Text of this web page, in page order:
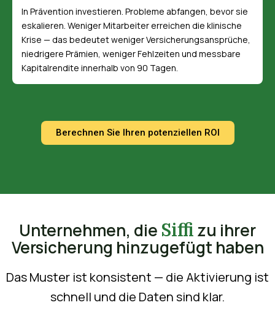
In Prävention investieren. Probleme abfangen, bevor sie
eskalieren. Weniger Mitarbeiter erreichen die klinische
Krise — das bedeutet weniger Versicherungsansprüche,
niedrigere Prämien, weniger Fehlzeiten und messbare
Kapitalrendite innerhalb von 90 Tagen.
Berechnen Sie Ihren potenziellen ROI
Unternehmen, die Siffi zu ihrer
Versicherung hinzugefügt haben
Das Muster ist konsistent — die Aktivierung ist
schnell und die Daten sind klar.